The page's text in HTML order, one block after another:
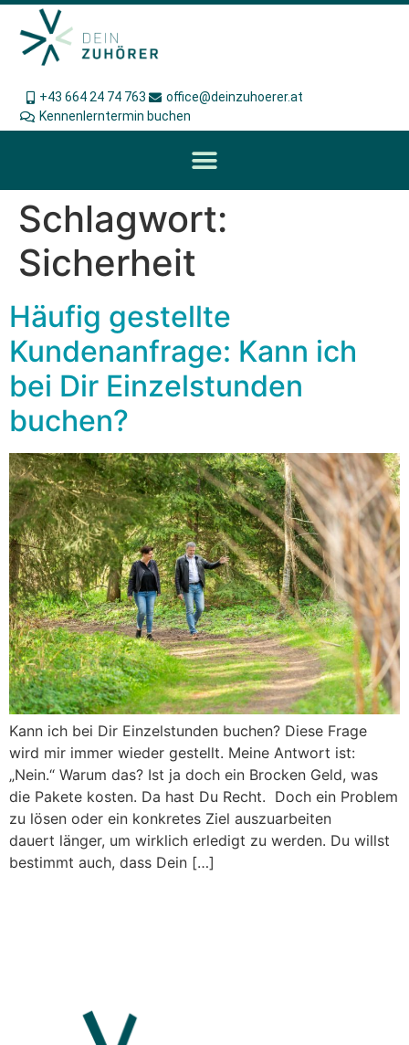
+43 664 24 74 763
office@deinzuhoerer.at
Kennenlerntermin buchen
Schlagwort:
Sicherheit
Häufig gestellte
Kundenanfrage: Kann ich
bei Dir Einzelstunden
buchen?
Kann ich bei Dir Einzelstunden buchen? Diese Frage
wird mir immer wieder gestellt. Meine Antwort ist:
„Nein.“ Warum das? Ist ja doch ein Brocken Geld, was
die Pakete kosten. Da hast Du Recht. Doch ein Problem
zu lösen oder ein konkretes Ziel auszuarbeiten
dauert länger, um wirklich erledigt zu werden. Du willst
bestimmt auch, dass Dein […]